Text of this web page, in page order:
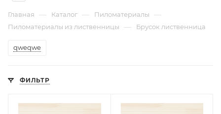
Главная — Каталог — Пиломатериалы —
Пиломатериалы из лиственницы — Брусок лиственница
qweqwe
ФИЛЬТР